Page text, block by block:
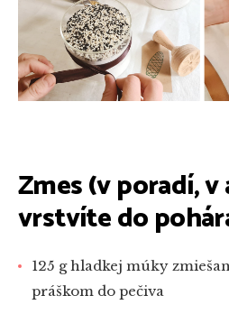
Zmes (v poradí,
vrstvíte do
125 g hladkej múky
práškom do pečiva